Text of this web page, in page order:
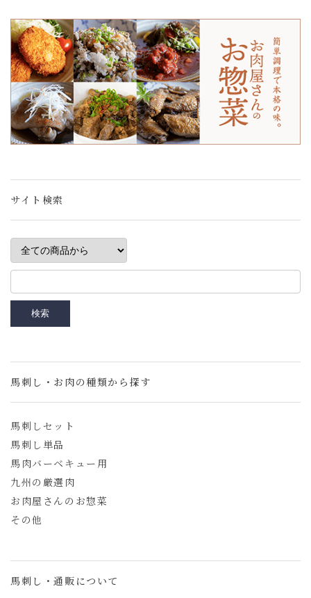
サイト検索
馬刺し・お肉の種類から探す
馬刺しセット
馬刺し単品
馬肉バーベキュー用
九州の厳選肉
お肉屋さんのお惣菜
その他
馬刺し・通販について